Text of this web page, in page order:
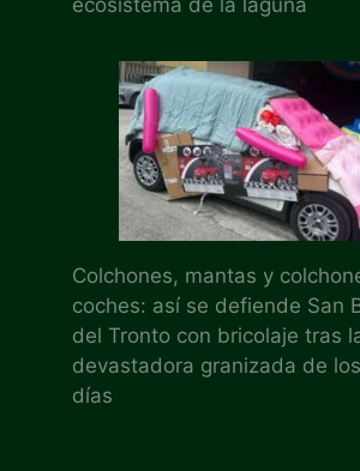
Colchones, mantas y
coches: así se defiende San
del Tronto con bricolaje tras
devastadora granizada de
días